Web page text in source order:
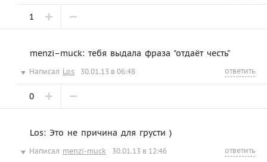
1
menzi–muck: тебя выдала фраза "отдаёт честь"
Написал Los 30.01.13 в 06:48 ответить
0
Los: Это не причина для грусти )
Написал menzi-muck 30.01.13 в 12:46 ответить